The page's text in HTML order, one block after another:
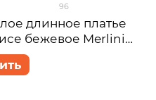
96
длинное платье
бежевое Merlini
размер 4XL-5XL